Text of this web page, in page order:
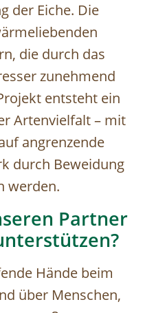
der Eiche. Die
die durch das
zunehmend
entsteht ein
Artenvielfalt – mit
angrenzende
durch Beweidung
werden.
Partner
Hände beim
über Menschen,